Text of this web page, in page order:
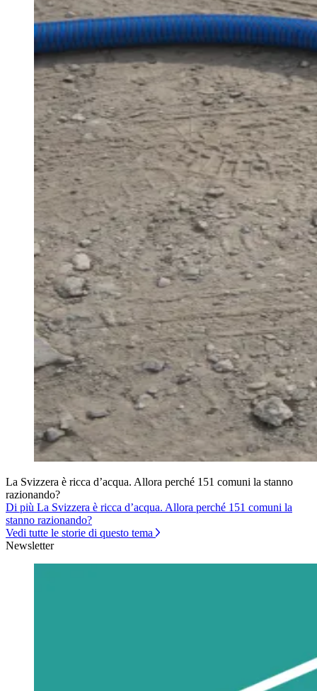
La Svizzera è ricca d’acqua. Allora perché 151 comuni la stanno
razionando?
Di più La Svizzera è ricca d’acqua. Allora perché 151 comuni la
stanno razionando?
Vedi tutte le storie di questo tema
Newsletter